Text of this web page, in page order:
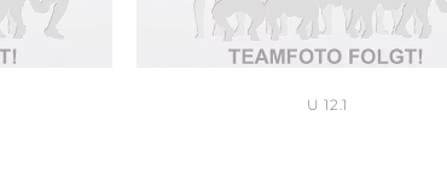
U 12.1